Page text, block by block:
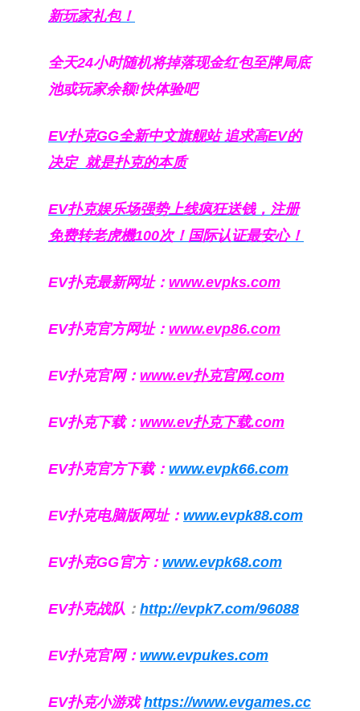
新玩家礼包！
全天24小时随机将掉落现金红包至牌局底
池或玩家余额!快体验吧
EV扑克GG全新中文旗舰站追求高EV的
决定 就是扑克的本质
EV扑克娱乐场强势上线疯狂送钱，注册
免费转老虎機100次！国际认证最安心！
EV扑克最新网址： www.evpks.com
EV扑克官方网址： www.evp86.com
EV扑克官网： www.ev扑克官网.com
EV扑克下载： www.ev扑克下载.com
EV扑克官方下载： www.evpk66.com
EV扑克电脑版网址： www.evpk88.com
EV扑克GG官方： www.evpk68.com
EV扑克战队 ： http://evpk7.com/96088
EV扑克官网： www.evpukes.com
EV扑克小游戏https://www.evgames.cc